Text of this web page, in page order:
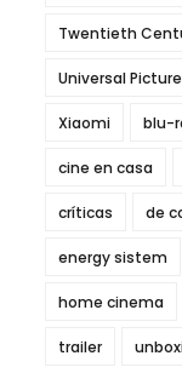
Twentieth
Universal
Xiaomi blu-
cine en casa
críticas de
energy sistem
home cinema
trailer